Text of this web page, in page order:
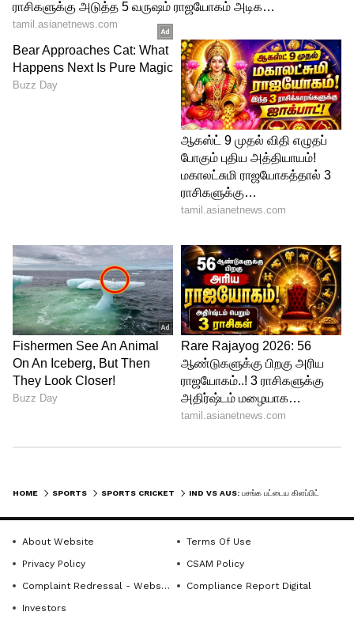
HOME SPORTS SPORTS CRICKET
About Website
Terms Of Use
Privacy Policy
CSAM Policy
Complaint Redressal - Website
Compliance Report Digital
Investors